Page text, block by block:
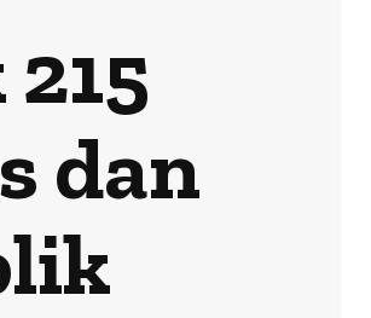
dan